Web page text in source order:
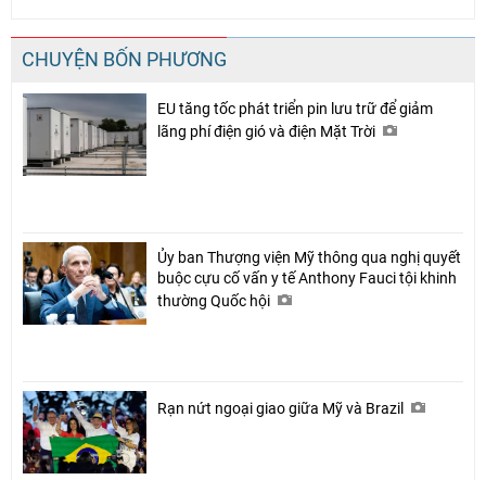
CHUYỆN BỐN PHƯƠNG
EU tăng tốc phát triển pin lưu trữ để giảm
lãng phí điện gió và điện Mặt Trời
Ủy ban Thượng viện Mỹ thông qua nghị quyết
buộc cựu cố vấn y tế Anthony Fauci tội khinh
thường Quốc hội
Rạn nứt ngoại giao giữa Mỹ và Brazil